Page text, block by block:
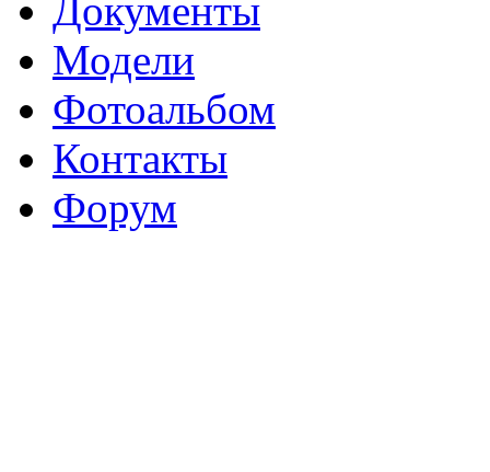
Документы
Модели
Фотоальбом
Контакты
Форум